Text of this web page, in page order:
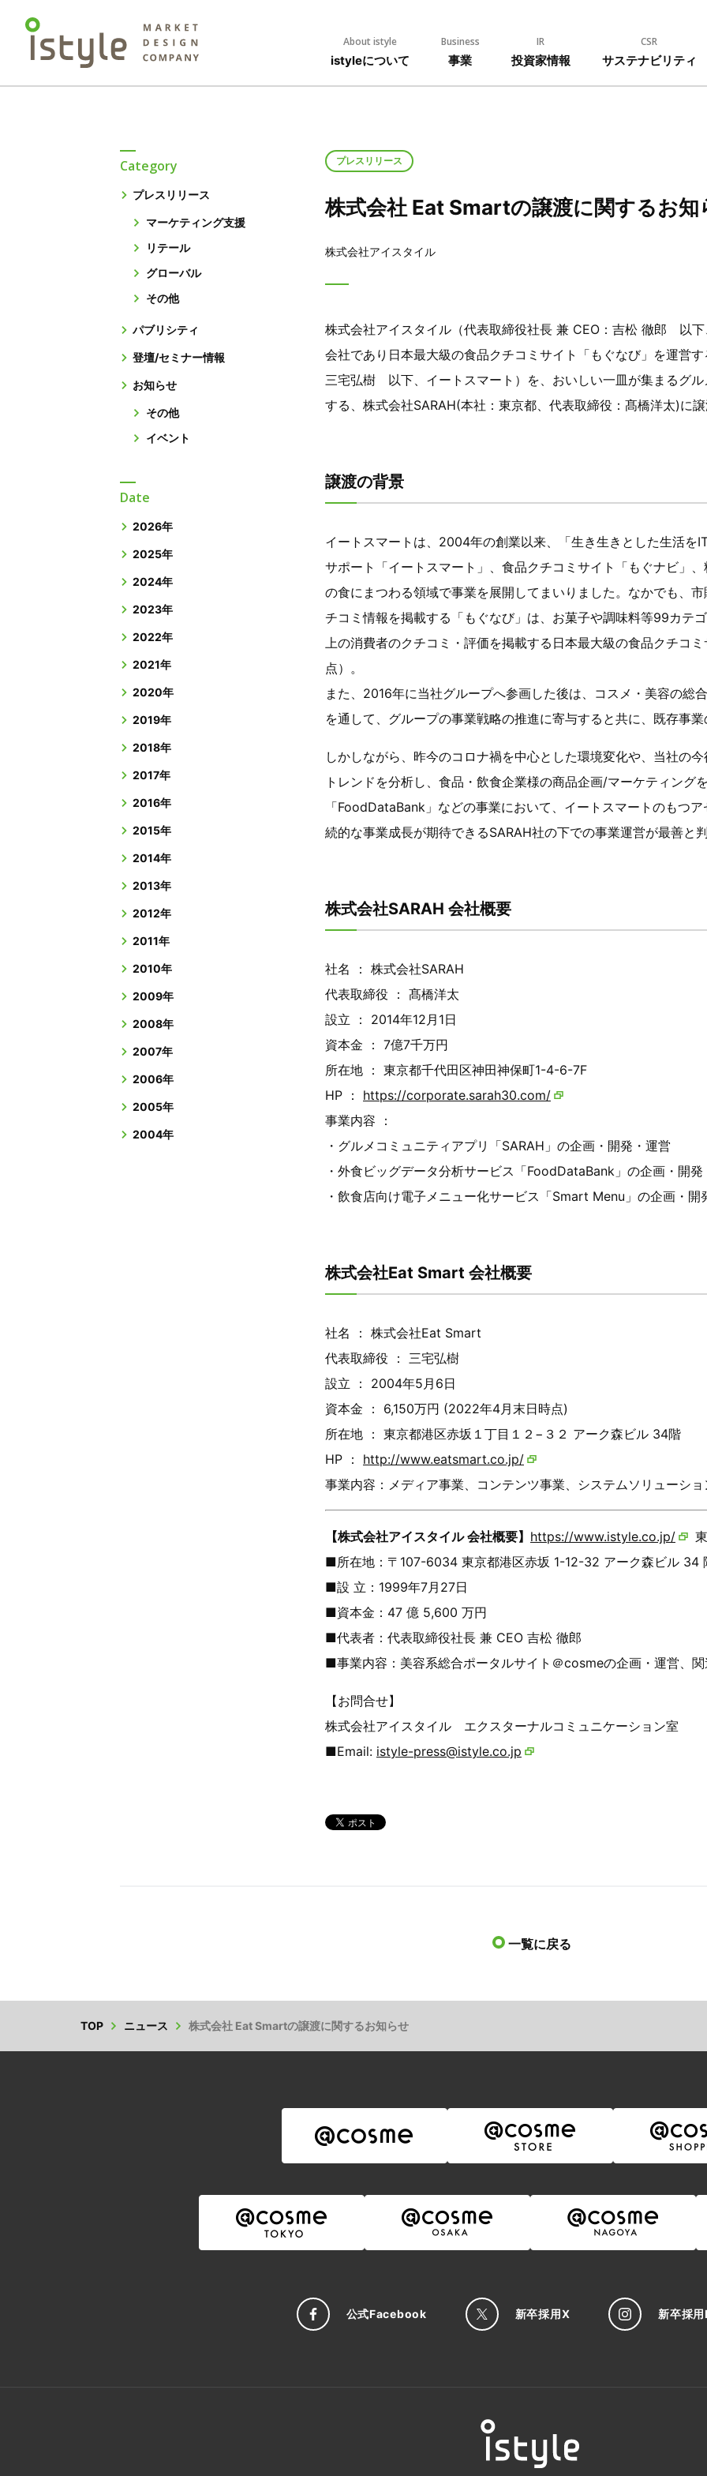
About istyle
istyleについて
Business
事業
IR
投資家情報
CSR
サステナビリティ
プレスリリース
株式会社 Eat Smartの譲渡に関するお知
株式会社アイスタイル
株式会社アイスタイル（代表取締役社長 兼 CEO：吉松 徹郎 以
会社であり日本最大級の食品クチコミサイト「もぐなび」を運営
三宅弘樹 以下、イートスマート）を、おいしい一皿が集まるグ
する、株式会社SARAH(本社：東京都、代表取締役：髙橋洋太)に
譲渡の背景
イートスマートは、2004年の創業以来、「生き生きとした生活を
サポート「イートスマート」、食品クチコミサイト「もぐナビ」
の食にまつわる領域で事業を展開してまいりました。なかでも、
チコミ情報を掲載する「もぐなび」は、お菓子や調味料等99カテ
上の消費者のクチコミ・評価を掲載する日本最大級の食品クチコ
点）。
また、2016年に当社グループへ参画した後は、コスメ・美容の総
を通して、グループの事業戦略の推進に寄与すると共に、既存事業
しかしながら、昨今のコロナ禍を中心とした環境変化や、当社の
トレンドを分析し、食品・飲食企業様の商品企画/マーケティング
「FoodDataBank」などの事業において、イートスマートのもつ
続的な事業成長が期待できるSARAH社の下での事業運営が最善と
株式会社SARAH 会社概要
社名 ： 株式会社SARAH
代表取締役 ： 髙橋洋太
設立 ： 2014年12月1日
資本金 ： 7億7千万円
所在地 ： 東京都千代田区神田神保町1-4-6-7F
HP ： https://corporate.sarah30.com/
事業内容 ：
・グルメコミュニティアプリ「SARAH」の企画・開発・運営
・外⾷ビッグデータ分析サービス「FoodDataBank」の企画・開発
・飲食店向け電子メニュー化サービス「Smart Menu」の企画・開
株式会社Eat Smart 会社概要
社名 ： 株式会社Eat Smart
代表取締役 ： 三宅弘樹
設立 ： 2004年5月6日
資本金 ： 6,150万円 (2022年4月末日時点)
所在地 ： 東京都港区赤坂１丁目１２−３２ アーク森ビル 34階
HP ： http://www.eatsmart.co.jp/
事業内容：メディア事業、コンテンツ事業、システムソリューショ
【株式会社アイスタイル 会社概要】 https://www.istyle.co.jp/
■所在地：〒107-6034 東京都港区赤坂 1-12-32 アーク森ビル 34
■設 立：1999年7月27日
■資本金：47 億 5,600 万円
■代表者：代表取締役社長 兼 CEO 吉松 徹郎
■事業内容：美容系総合ポータルサイト＠cosmeの企画・運営、
【お問合せ】
株式会社アイスタイル エクスターナルコミュニケーション室
■Email: istyle-press@istyle.co.jp
Category
プレスリリース
マーケティング支援
リテール
グローバル
その他
パブリシティ
登壇/セミナー情報
お知らせ
その他
イベント
Date
2026年
2025年
2024年
2023年
2022年
2021年
2020年
2019年
2018年
2017年
2016年
2015年
2014年
2013年
2012年
2011年
2010年
2009年
2008年
2007年
2006年
2005年
2004年
一覧に戻る
TOP ニュース 株式会社 Eat Smartの譲渡に関するお知らせ
公式Facebook 新卒採用X 新卒採用